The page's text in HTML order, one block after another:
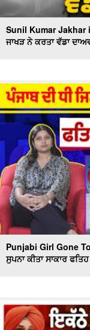
Sunil Kumar Jakhar
ਜਾਖੜ ਨੇ ਕਰਤਾ ਵੱਡਾ
Punjabi Girl Gone To
ਸੁਪਨਾ ਕੀਤਾ ਸਾਕਾਰ